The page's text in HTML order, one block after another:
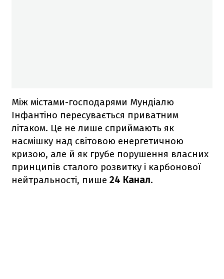
Між містами-господарями Мундіалю
Інфантіно пересувається приватним
літаком. Це не лише сприймають як
насмішку над світовою енергетичною
кризою, але й як грубе порушення власних
принципів сталого розвитку і карбонової
нейтральності, пише 24 Канал.